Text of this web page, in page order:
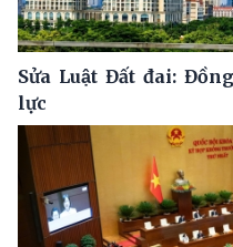
Sửa Luật Đất đai:
lực